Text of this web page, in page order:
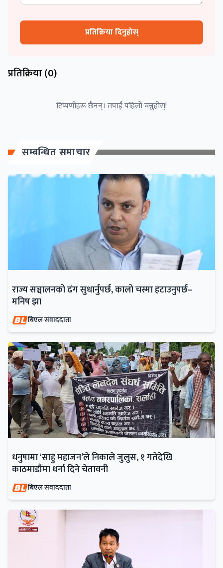
प्रतिक्रिया दिनुहोस्
प्रतिक्रिया (0)
टिप्पणीहरू छैनन्। तपाईं पहिलो बन्नुहोस्!
सम्बन्धित समाचार
राज्य सञ्चालनको ढंग सुधार्नुपर्छ, कालो चस्मा हटाउनुपर्छ–
मनिष झा
बिएल संवाददाता
धनुषामा ‘साहु महाजन’ले निकाले जुलुस, १ गतेदेखि
काठमाडौंमा धर्ना दिने चेतावनी
बिएल संवाददाता